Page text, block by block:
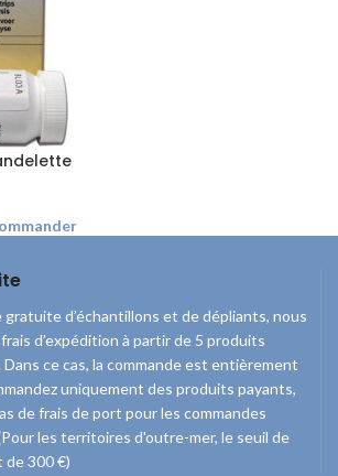
gratuite d’échantillons et de dépliants, nous
d’expédition à partir de 5 produits
ce cas, la commande est entièrement
uniquement des produits payants,
de frais de port pour les commandes
les territoires d'outre-mer, le seuil de
300 €)